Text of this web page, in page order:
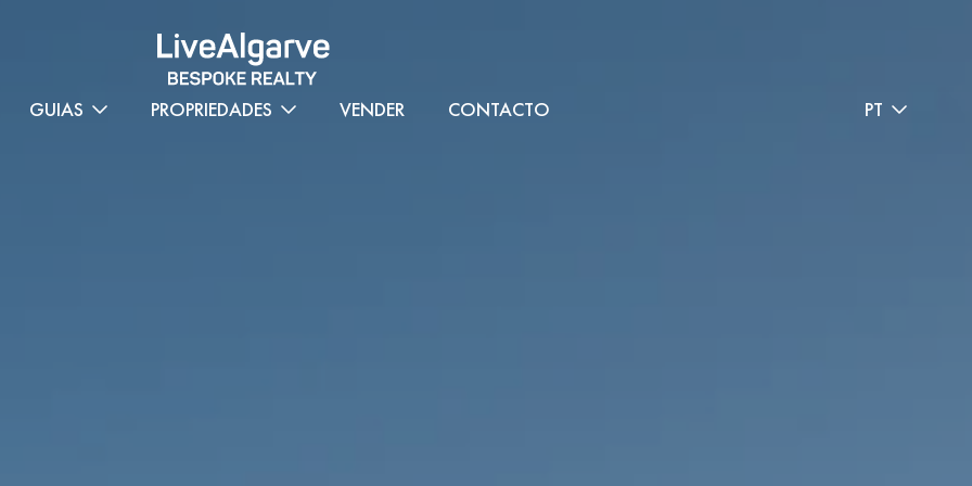
GUIAS PROPRIEDADES VENDER CONTACTO PT